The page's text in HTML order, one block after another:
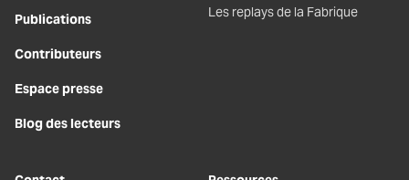
Publications
Contributeurs
Espace presse
Blog des lecteurs
Les replays de la Fabrique